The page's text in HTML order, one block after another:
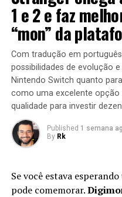
colocam o jogador
em áreas abertas,
regiões subterrâneas
inimigos mais poderosos
destruídas dentro de um
missão seja concluída.
1 e 2 e faz
“mon” da
Com tradução em
possibilidades de evolução
Nintendo Switch quanto
como uma excelente opção
qualidade para investir
Published 1 semana
By Rk
Se você estava
pode comemorar.